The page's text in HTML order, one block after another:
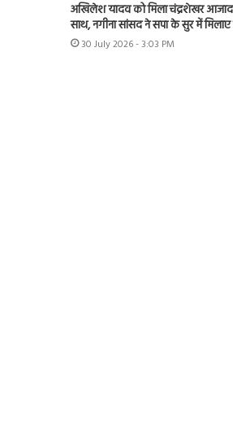
अखिलेश यादव को मिला चंद्रशेखर
साथ, नगीना सांसद ने सपा के सुर में
30 July 2026 - 3:03 PM